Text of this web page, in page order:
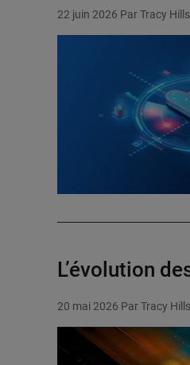
22 juin 2026 Par Tracy
L’évolution
20 mai 2026 Par Tracy